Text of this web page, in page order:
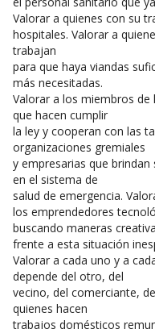
Valorar a quienes con su
hospitales. Valorar a
trabajan
para que haya viandas
más necesitadas.
Valorar a los miembros de
que hacen cumplir
la ley y cooperan con las
organizaciones gremiales
y empresarias que
en el sistema de
salud de emergencia.
los emprendedores
buscando maneras
frente a esta situación
Valorar a cada uno y a
depende del otro, del
vecino, del comerciante,
quienes hacen
trabajos domésticos